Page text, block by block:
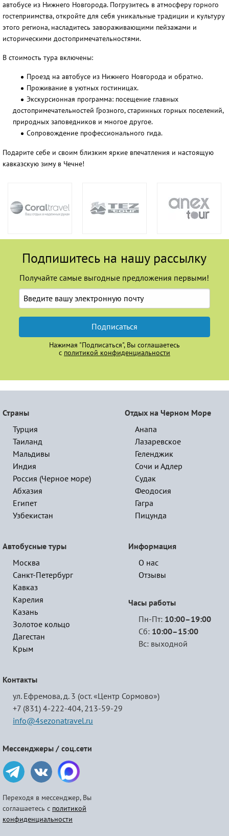
автобусе из Нижнего Новгорода. Погрузитесь в атмосферу горного
гостеприимства, откройте для себя уникальные традиции и культуру
этого региона, насладитесь завораживающими пейзажами и
историческими достопримечательностями.
В стоимость тура включены:
Проезд на автобусе из Нижнего Новгорода и обратно.
Проживание в уютных гостиницах.
Экскурсионная программа: посещение главных
достопримечательностей Грозного, старинных горных поселений,
природных заповедников и многое другое.
Сопровождение профессионального гида.
Подарите себе и своим близким яркие впечатления и настоящую
кавказскую зиму в Чечне!
Подпишитесь на нашу рассылку
Получайте самые выгодные предложения первыми!
Подписаться
Нажимая "Подписаться", Вы соглашаетесь
с политикой конфиденциальности
Страны
Турция
Таиланд
Мальдивы
Индия
Россия (Черное море)
Абхазия
Египет
Узбекистан
Отдых на Черном Море
Анапа
Лазаревское
Геленджик
Сочи и Адлер
Судак
Феодосия
Гагра
Пицунда
Автобусные туры
Москва
Санкт-Петербург
Кавказ
Карелия
Казань
Золотое кольцо
Дагестан
Крым
Информация
О нас
Отзывы
Часы работы
Пн-Пт: 10:00–19:00
Сб: 10:00–15:00
Вс: выходной
Контакты
ул. Ефремова, д. 3 (ост. «Центр Сормово»)
+7 (831) 4-222-404, 213-59-29
info@4sezonatravel.ru
Мессенджеры / соц.сети
Переходя в мессенджер, Вы
соглашаетесь с политикой
конфиденциальности